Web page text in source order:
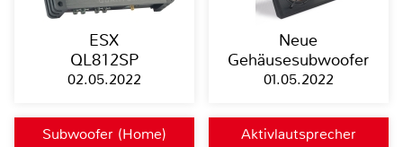
ESX
QL812SP
02.05.2022
Neue
Gehäusesubwoofer
01.05.2022
Subwoofer (Home)
Aktivlautsprecher